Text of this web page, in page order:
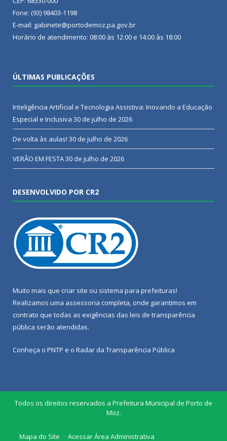
Fone: (93) 98403-1198
E-mail: gabinete@portodemoz.pa.gov.br
Horário de atendimento: 08:00 às 12:00 e 14:00 às 18:00
ÚLTIMAS PUBLICAÇÕES
Inteligência Artificial e Tecnologia Assistiva: Inovando a Educação
Especial e Inclusiva 30 de julho de 2026
De volta às aulas! 30 de julho de 2026
VERÃO EM FESTA30 de julho de 2026
DESENVOLVIDO POR CR2
Muito mais que criar site ou sistema para prefeituras!
Realizamos uma assessoria completa, onde garantimos em
contrato que todas as exigências das leis de transparência
pública serão atendidas.
Conheça o PNTP e o Radar da Transparência Pública
Todos os direitos reservados a Prefeitura Municipal de Porto de
Moz.
Mapa do Site Acessar Área Administrativa